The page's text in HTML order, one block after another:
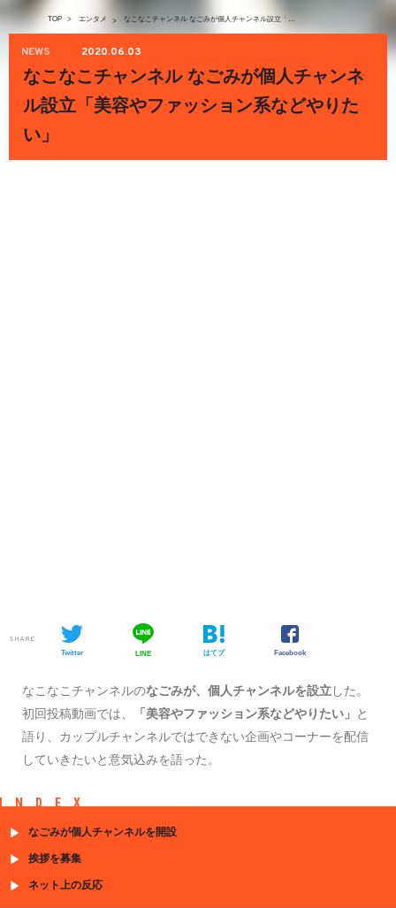
TOP > エンタメ > なこなこチャンネル なごみが個人チャンネル設立「美容やファッション系などやりたい」
NEWS 2020.06.03
なこなこチャンネル なごみが個人チャンネ
ル設立「美容やファッション系などやりた
い」
SHARE
Twitter LINE はてブ Facebook
なこなこチャンネルのなごみが、個人チャンネルを設立した。
初回投稿動画では、
「美容やファッション系などやりたい」 と
語り、カップルチャンネルではできない企画やコーナーを配信
していきたいと意気込みを語った。
INDEX
なごみが個人チャンネルを開設
挨拶を募集
ネット上の反応